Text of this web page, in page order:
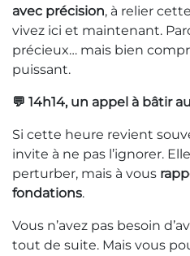
avec précision, à relier
vivez ici et maintenant.
précieux… mais bien
puissant.
💬 14h14, un appel à bâtir
Si cette heure revient
invite à ne pas l’ignorer.
perturber, mais à vous
fondations.
Vous n’avez pas besoin
tout de suite. Mais vous